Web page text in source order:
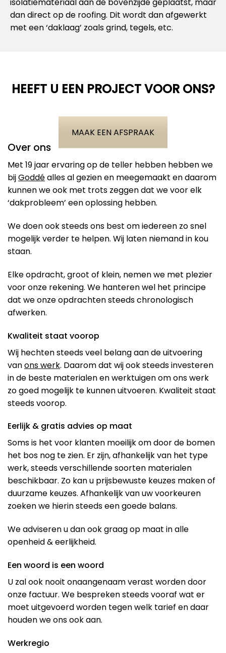
dan direct op de roofing. Dit wordt dan afgewerkt
met een ‘daklaag’ zoals grind, tegels, etc.
HEEFT U EEN PROJECT VOOR ONS?
MAAK EEN AFSPRAAK
Over ons
Met 19 jaar ervaring op de teller hebben hebben we
bijGoddéalles al gezien en meegemaakt en daarom
kunnen we ook met trots zeggen dat we voor elk
‘dakprobleem’ een oplossing hebben.
We doen ook steeds ons best om iedereen zo snel
mogelijk verder te helpen. Wij laten niemand in kou
staan.
Elke opdracht, groot of klein, nemen we met plezier
voor onze rekening. We hanteren wel het principe
dat we onze opdrachten steeds chronologisch
afwerken.
Kwaliteit staat voorop
Wij hechten steeds veel belang aan de uitvoering
vanons werk. Daarom dat wij ook steeds investeren
in de beste materialen en werktuigen om ons werk
zo goed mogelijk te kunnen uitvoeren. Kwaliteit staat
steeds voorop.
Eerlijk & gratis advies op maat
Soms is het voor klanten moeilijk om door de bomen
het bos nog te zien. Er zijn, afhankelijk van het type
werk, steeds verschillende soorten materialen
beschikbaar. Zo kan u prijsbewuste keuzes maken of
duurzame keuzes. Afhankelijk van uw voorkeuren
zoeken we hierin steeds een goede balans.
We adviseren u dan ook graag op maat in alle
openheid & eerlijkheid.
Een woord is een woord
U zal ook nooit onaangenaam verast worden door
onze factuur. We bespreken steeds vooraf wat er
moet uitgevoerd worden tegen welk tarief en daar
houden we ons ook aan.
Werkregio